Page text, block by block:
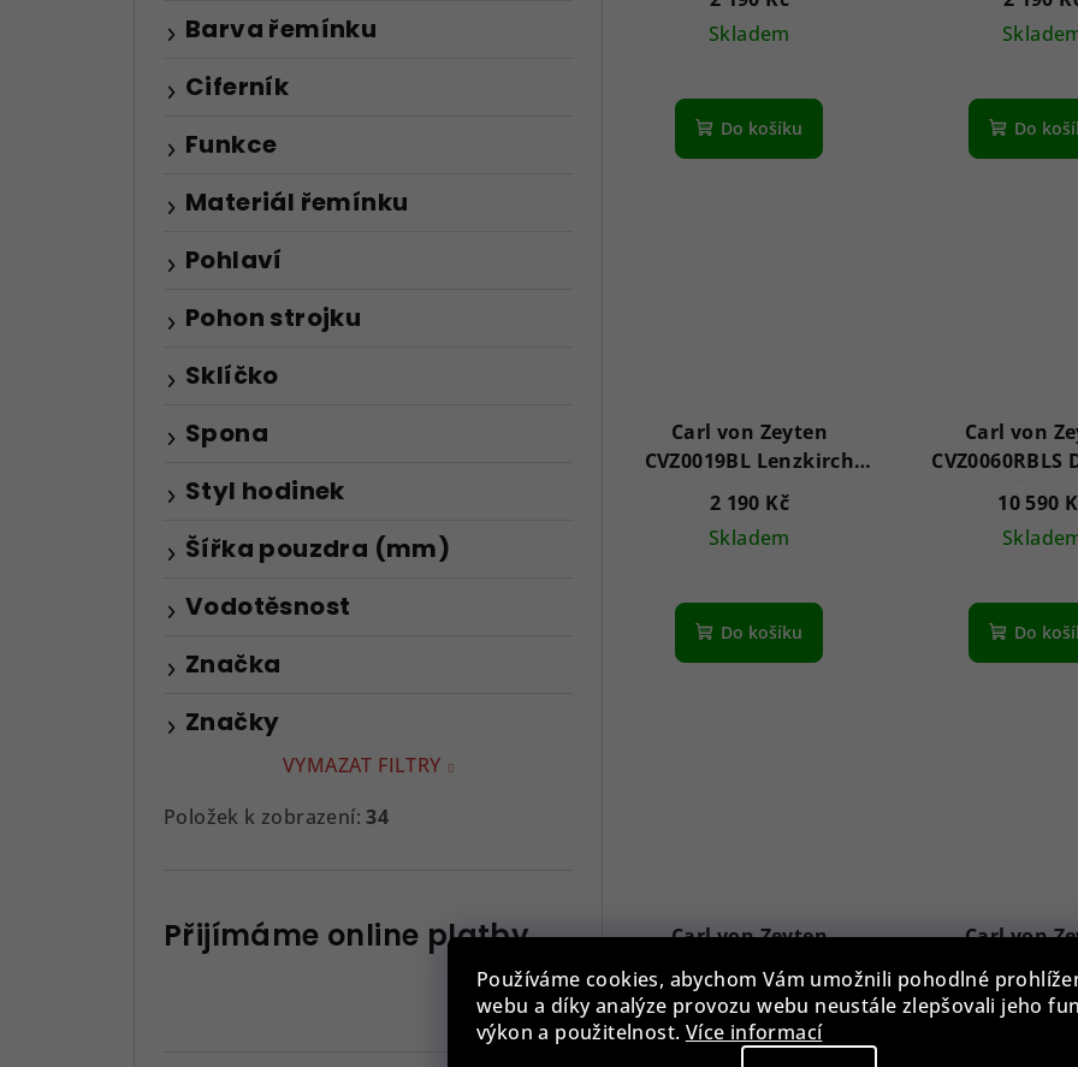
Používáme cookies, abychom Vám umožnili pohodlné
webu a díky analýze provozu webu neustále zlepšovali jeho
výkon a použitelnost. Více informací
Značky
Barva řemínku
Ciferník
Funkce
Materiál řemínku
Pohlaví
Pohon strojku
Sklíčko
Spona
Styl hodinek
Šířka pouzdra (mm)
Vodotěsnost
Značka
VYMAZAT FILTRY
Položek k zobrazení:34
Přijímáme online platby
Skladem
Do košíku Do
Carl von Zeyten
CVZ0019BL Lenzkirch
42mm 3ATM
2 190 Kč
Skladem
Do košíku
Carl von
Automatic
Limited
5ATM
10 590
Do
Carl von Zeyten
CVZ0080BKRS
Schramberg Automatic
Limited Edition 43mm
5ATM
5 090 Kč
Skladem
Carl von
CVZ0083GBLS
Automatic
Edition
5 090